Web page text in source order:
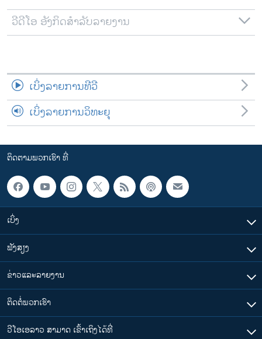
ວີດີໂອ ອັງກິດສຳລັບລາຍງານ
ເບິ່ງລາຍການທີວີ
ເບິ່ງລາຍການວິທະຍຸ
ຕິດຕາມພວກເຮົາ ທີ່
ເບິ່ງ
ຟັງສຽງ
ຂ່າວແລະລາຍງານ
ຕິດຕໍ່ພວກເຮົາ
ວີໂອເອລາວ ສາມາດ ເຂົ້າເຖິງໄດ້ທີ່